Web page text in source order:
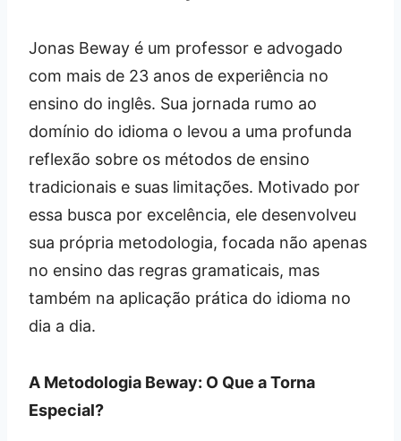
Jonas Beway é um professor e advogado
com mais de 23 anos de experiência no
ensino do inglês. Sua jornada rumo ao
domínio do idioma o levou a uma profunda
reflexão sobre os métodos de ensino
tradicionais e suas limitações. Motivado por
essa busca por excelência, ele desenvolveu
sua própria metodologia, focada não apenas
no ensino das regras gramaticais, mas
também na aplicação prática do idioma no
dia a dia.
A Metodologia Beway: O Que a Torna
Especial?